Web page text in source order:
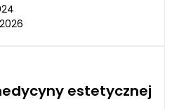
estetycznej